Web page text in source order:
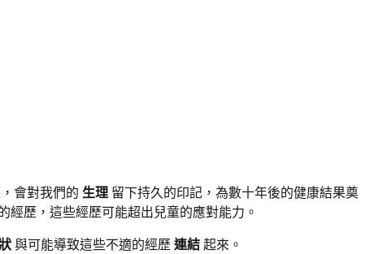
會對我們的 生理 留下持久的印記，為數十年後的健康結果奠
經歷，這些經歷可能超出兒童的應對能力。
與可能導致這些不適的經歷 連結 起來。